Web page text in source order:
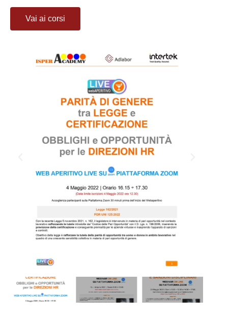
Vai ai corsi